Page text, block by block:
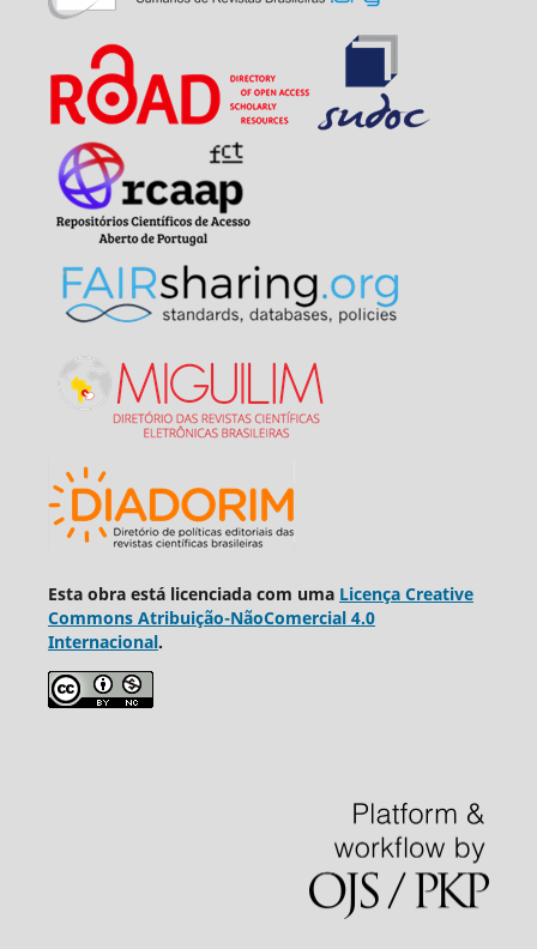
Esta obra está licenciada com uma Licença Creative
Commons Atribuição-NãoComercial 4.0
Internacional.